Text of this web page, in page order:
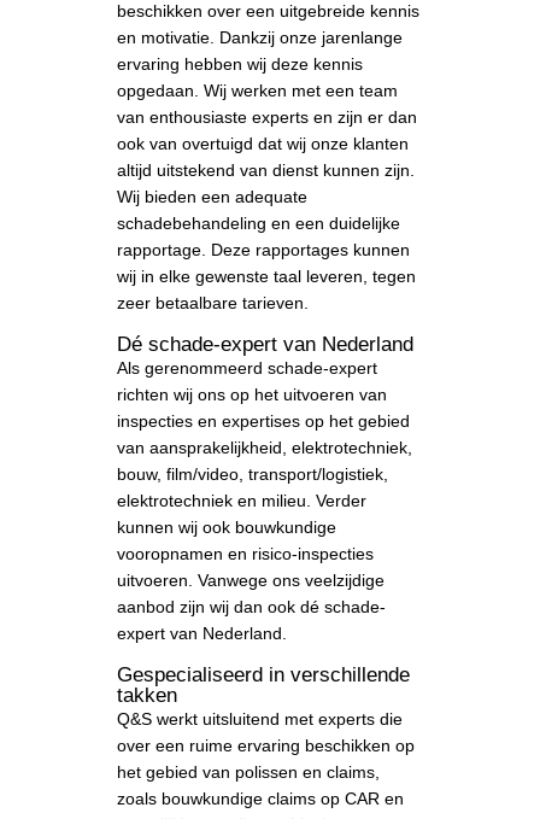
beschikken over een uitgebreide kennis
en motivatie. Dankzij onze jarenlange
ervaring hebben wij deze kennis
opgedaan. Wij werken met een team
van enthousiaste experts en zijn er dan
ook van overtuigd dat wij onze klanten
altijd uitstekend van dienst kunnen zijn.
Wij bieden een adequate
schadebehandeling en een duidelijke
rapportage. Deze rapportages kunnen
wij in elke gewenste taal leveren, tegen
zeer betaalbare tarieven.
Dé schade-expert van Nederland
Als gerenommeerd schade-expert
richten wij ons op het uitvoeren van
inspecties en expertises op het gebied
van aansprakelijkheid, elektrotechniek,
bouw, film/video, transport/logistiek,
elektrotechniek en milieu. Verder
kunnen wij ook bouwkundige
vooropnamen en risico-inspecties
uitvoeren. Vanwege ons veelzijdige
aanbod zijn wij dan ook dé schade-
expert van Nederland.
Gespecialiseerd in verschillende
takken
Q&S werkt uitsluitend met experts die
over een ruime ervaring beschikken op
het gebied van polissen en claims,
zoals bouwkundige claims op CAR en